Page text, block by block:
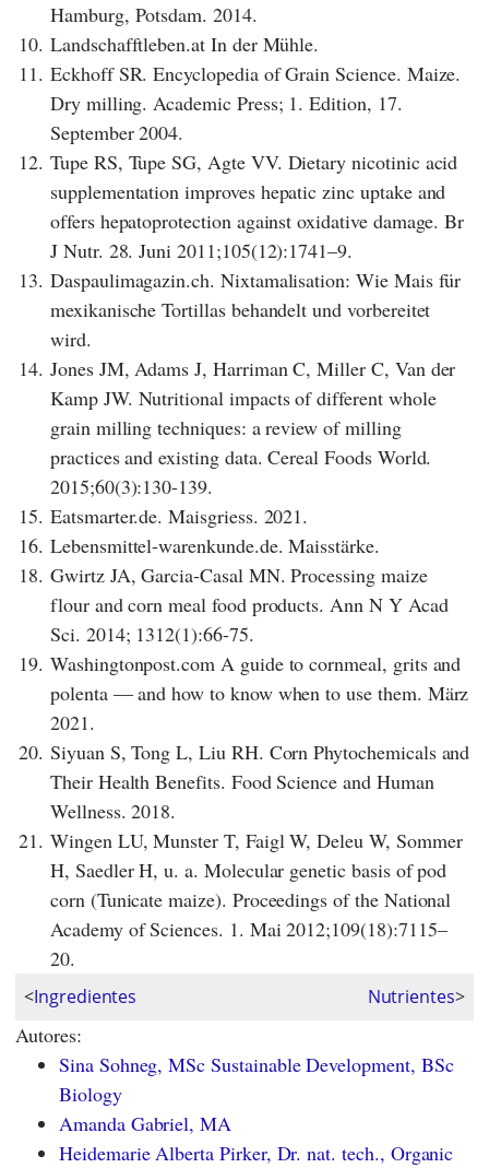
Hamburg, Potsdam. 2014.
10. Landschafftleben.at In der Mühle.
11. Eckhoff SR. Encyclopedia of Grain Science. Maize.
Dry milling. Academic Press; 1. Edition, 17.
September 2004.
12. Tupe RS, Tupe SG, Agte VV. Dietary nicotinic acid
supplementation improves hepatic zinc uptake and
offers hepatoprotection against oxidative damage. Br
J Nutr. 28. Juni 2011;105(12):1741–9.
13. Daspaulimagazin.ch. Nixtamalisation: Wie Mais für
mexikanische Tortillas behandelt und vorbereitet
wird.
14. Jones JM, Adams J, Harriman C, Miller C, Van der
Kamp JW. Nutritional impacts of different whole
grain milling techniques: a review of milling
practices and existing data. Cereal Foods World.
2015;60(3):130-139.
15. Eatsmarter.de. Maisgriess. 2021.
16. Lebensmittel-warenkunde.de. Maisstärke.
18. Gwirtz JA, Garcia-Casal MN. Processing maize
flour and corn meal food products. Ann N Y Acad
Sci. 2014; 1312(1):66-75.
19. Washingtonpost.com A guide to cornmeal, grits and
polenta — and how to know when to use them. März
2021.
20. Siyuan S, Tong L, Liu RH. Corn Phytochemicals and
Their Health Benefits. Food Science and Human
Wellness. 2018.
21. Wingen LU, Munster T, Faigl W, Deleu W, Sommer
H, Saedler H, u. a. Molecular genetic basis of pod
corn (Tunicate maize). Proceedings of the National
Academy of Sciences. 1. Mai 2012;109(18):7115–
20.
<Ingredientes Nutrientes>
Autores:
Sina Sohneg, MSc Sustainable Development, BSc
Biology
Amanda Gabriel, MA
Heidemarie Alberta Pirker, Dr. nat. tech., Organic